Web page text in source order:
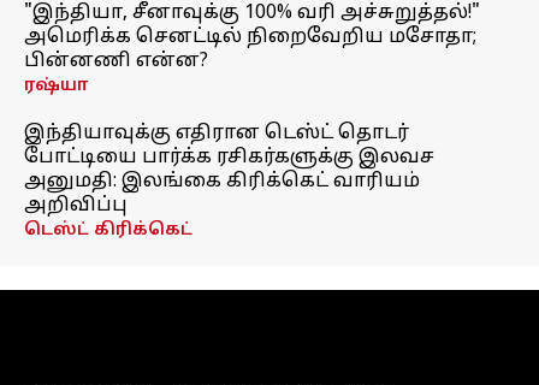
"இந்தியா, சீனாவுக்கு 100% வரி அச்சுறுத்தல்!"
அமெரிக்க செனட்டில் நிறைவேறிய மசோதா;
பின்னணி என்ன?
ரஷ்யா
இந்தியாவுக்கு எதிரான டெஸ்ட் தொடர்
போட்டியை பார்க்க ரசிகர்களுக்கு இலவச
அனுமதி: இலங்கை கிரிக்கெட் வாரியம்
அறிவிப்பு
டெஸ்ட் கிரிக்கெட்